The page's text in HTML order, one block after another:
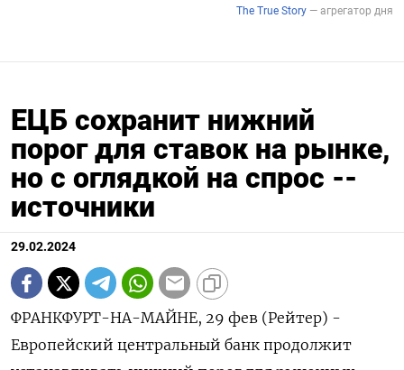
ЕЦБ сохранит нижний
порог для ставок на рынке,
но с оглядкой на спрос --
источники
29.02.2024
ФРАНКФУРТ-НА-МАЙНЕ, 29 фев (Рейтер) -
Европейский центральный банк продолжит